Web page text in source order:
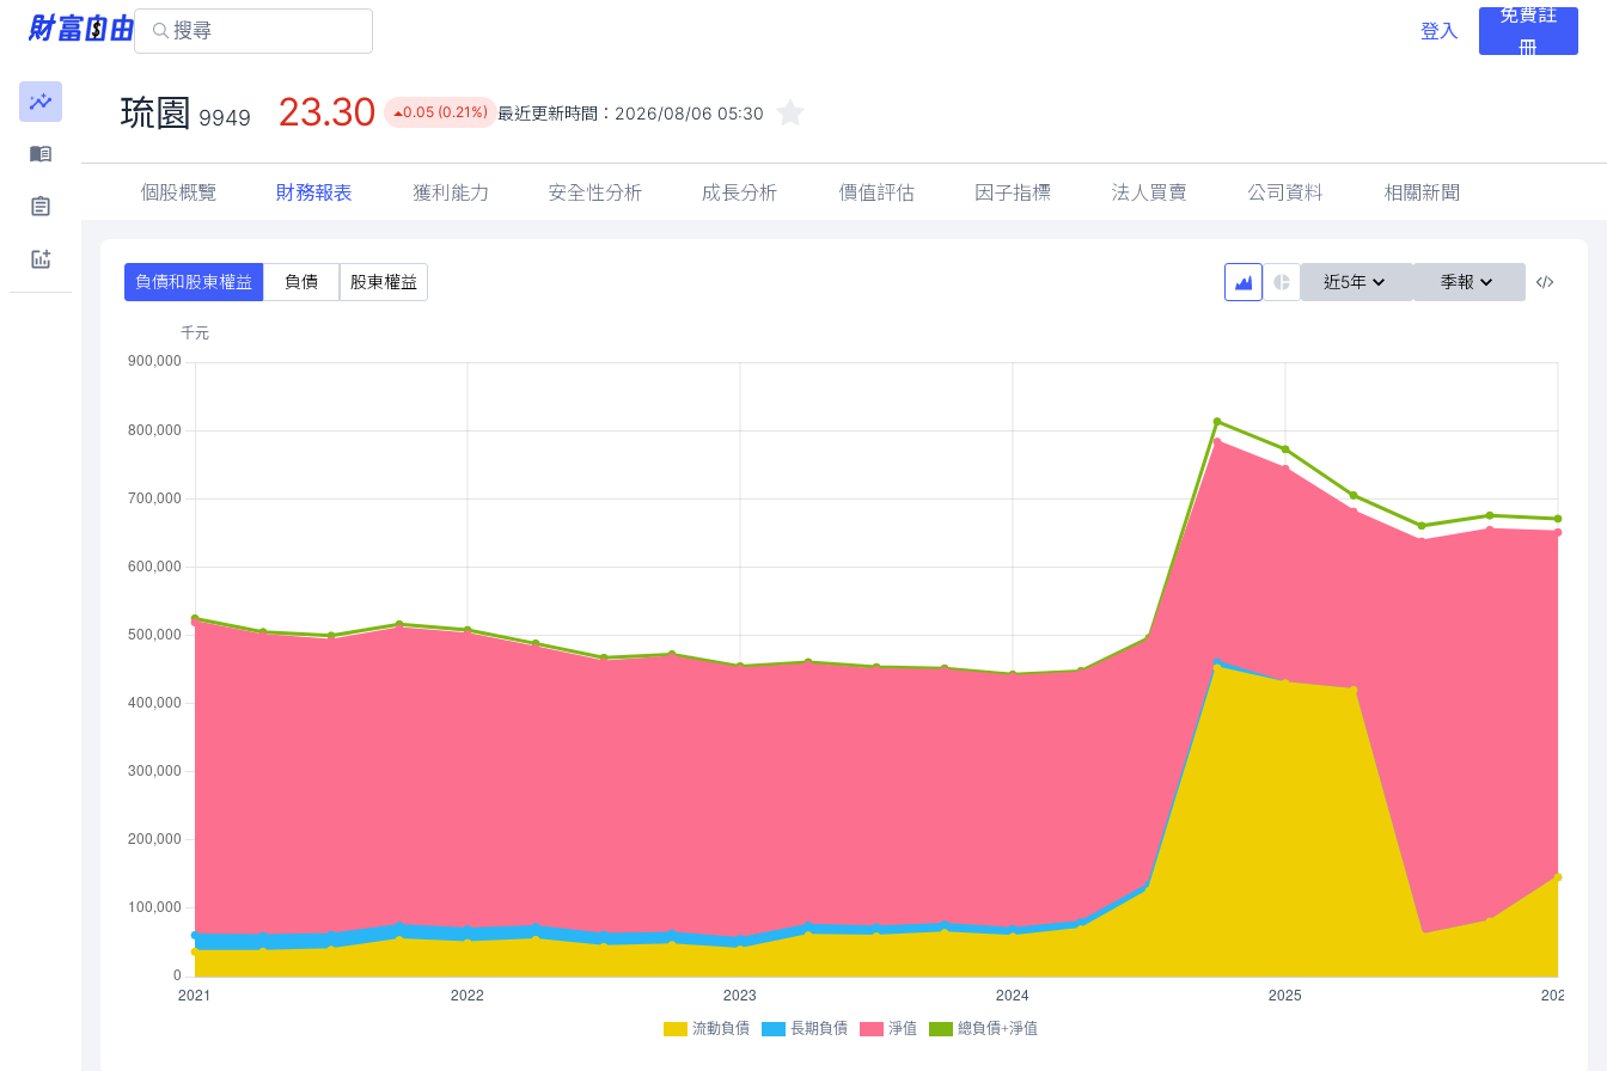
登入
免費註
冊
琉園 9949 23.30 0.05 (0.21%) 最近更新時間： 2026/08/06 05:30
個股概覽 財務報表 獲利能力 安全性分析 成長分析 價值評估 因子指標 法人買賣 公司資料 相關新聞
負債和股東權益 負債 股東權益 近5年 季報
流動負債 長期負債 淨值 總負債+淨值